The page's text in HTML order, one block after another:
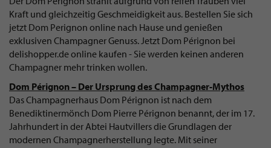
Kraft und gleichzeitig Geschmeidigkeit aus. Bestellen Sie sich
jetzt Dom Perignon online nach Hause und genießen
exklusiven Champagner Genuss. Jetzt Dom Pérignon bei
delishopper.de online kaufen - Sie werden keinen anderen
Champagner mehr trinken wollen.
Dom Pérignon – Der Ursprung des Champagner-Mythos
Das Champagnerhaus Dom Pérignon ist nach dem
Benediktinermönch Dom Pierre Pérignon benannt, der im 17.
Jahrhundert in der Abtei Hautvillers die Grundlagen der
modernen Champagnerherstellung legte. Mit seiner